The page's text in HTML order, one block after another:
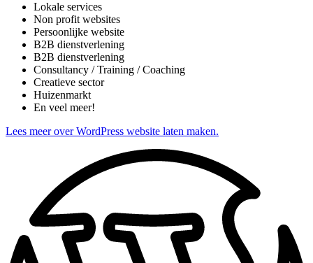
Lokale services
Non profit websites
Persoonlijke website
B2B dienstverlening
B2B dienstverlening
Consultancy / Training / Coaching
Creatieve sector
Huizenmarkt
En veel meer!
Lees meer over WordPress website laten maken.